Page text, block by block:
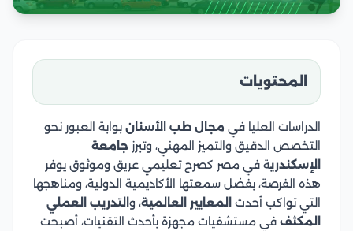
المحتويات
الدراسات العليا في مجال طب الأسنان بوابة العبور نحو
التخصص الدقيق والتميز المهني، وتبرز جامعة
الإسكندرية في مصر كصرح تعليمي عريق وموثوق يوفر
هذه الفرصة، بفضل سمعتها الأكاديمية الدولية، ومناهجها
التي تواكب أحدث
المعايير العالمية، و التدريب العملي
المكثف في مستشفيات مجهزة بأحدث التقنيات، أصبحت